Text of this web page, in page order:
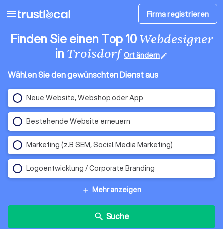
menu Firma registrieren
Finden Sie einen Top 10Webdesigner
in Troisdorf Ort ändernedit
Wählen Sie den gewünschten Dienst aus
Neue Website, Webshop oder App
Bestehende Website erneuern
Marketing (z.B SEM, Social Media Marketing)
Logoentwicklung / Corporate Branding
add Mehr anzeigen
search Suche